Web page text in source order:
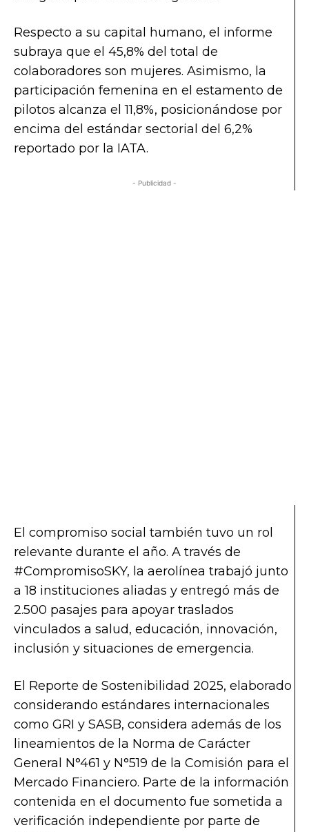
Respecto a su capital humano, el informe
subraya que el 45,8% del total de
colaboradores son mujeres. Asimismo, la
participación femenina en el estamento de
pilotos alcanza el 11,8%, posicionándose por
encima del estándar sectorial del 6,2%
reportado por la IATA.
- Publicidad -
El compromiso social también tuvo un rol
relevante durante el año. A través de
#CompromisoSKY, la aerolínea trabajó junto
a 18 instituciones aliadas y entregó más de
2.500 pasajes para apoyar traslados
vinculados a salud, educación, innovación,
inclusión y situaciones de emergencia.
El Reporte de Sostenibilidad 2025, elaborado
considerando estándares internacionales
como GRI y SASB, considera además de los
lineamientos de la Norma de Carácter
General N°461 y N°519 de la Comisión para el
Mercado Financiero. Parte de la información
contenida en el documento fue sometida a
verificación independiente por parte de